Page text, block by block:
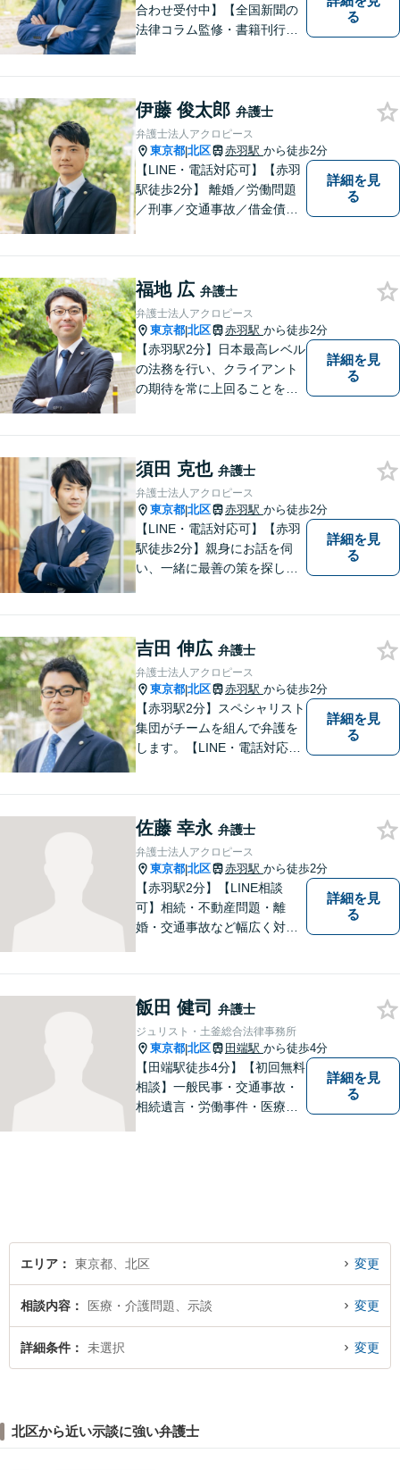
合わせ受付中】【全国新聞の
法律コラム監修・書籍刊行・
を伺い、相談予約をご案内。
「有利な条件で解決したい」
と強い要望がある方はご相談
ください。
る
伊藤 俊太郎 弁護士
弁護士法人アクロピース
東京都|北区 赤羽駅 から徒歩2分
【LINE・電話対応可】【赤羽
駅徒歩2分】 離婚／労働問題
／刑事／交通事故／借金債務
との連携あり。アクロピース
はあなたの味方です！
詳細を見
る
福地 広 弁護士
弁護士法人アクロピース
東京都|北区 赤羽駅 から徒歩2分
【赤羽駅2分】日本最高レベル
の法務を行い、クライアント
の期待を常に上回ることを使
最高のピースになるために精
一杯の努力をしていきます。
詳細を見
る
須田 克也 弁護士
弁護士法人アクロピース
東京都|北区 赤羽駅 から徒歩2分
【LINE・電話対応可】【赤羽
駅徒歩2分】親身にお話を伺
い、一緒に最善の策を探しま
護をします。他士業との連携
あり【初回面談無料】
詳細を見
る
吉田 伸広 弁護士
弁護士法人アクロピース
東京都|北区 赤羽駅 から徒歩2分
【赤羽駅2分】スペシャリスト
集団がチームを組んで弁護を
します。【LINE・電話対応
スはあなたの味方です！他士
業との連携あり。
詳細を見
る
佐藤 幸永 弁護士
弁護士法人アクロピース
東京都|北区 赤羽駅 から徒歩2分
【赤羽駅2分】【LINE相談
可】相続・不動産問題・離
婚・交通事故など幅広く対
ような内容でもお気軽にご相
談ください。【24時間問い合
わせ受付中】
詳細を見
る
飯田 健司 弁護士
ジュリスト・土釜総合法律事務所
東京都|北区 田端駅 から徒歩4分
【田端駅徒歩4分】【初回無料
相談】一般民事・交通事故・
相続遺言・労働事件・医療問
詳細を見
る
エリア 東京都、北区 変更
相談内容 医療・介護問題、示談 変更
詳細条件 未選択 変更
北区から近い示談に強い弁護士